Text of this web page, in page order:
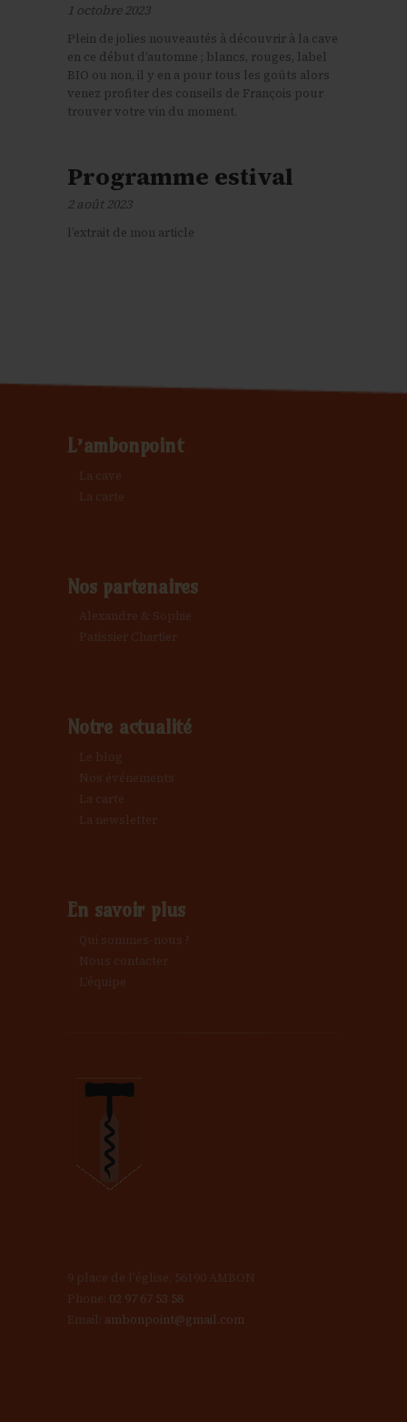
1 octobre 2023
Plein de jolies nouveautés à découvrir à la cave
en ce début d’automne ; blancs, rouges, label
BIO ou non, il y en a pour tous les goûts alors
venez profiter des conseils de François pour
trouver votre vin du moment.
Programme estival
2 août 2023
l’extrait de mon article
L’ambonpoint
La cave
La carte
Nos partenaires
Alexandre & Sophie
Patissier Chartier
Notre actualité
Le blog
Nos événements
La carte
La newsletter
En savoir plus
Qui sommes-nous ?
Nous contacter
L’équipe
9 place de l'église, 56190 AMBON
Phone: 02 97 67 53 58
Email: ambonpoint@gmail.com